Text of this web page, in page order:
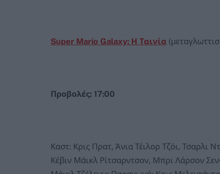
Super Mario Galaxy: Η Ταινία
Προβολές: 17:00
Καστ: Κρις Πρατ, Άνια Τέιλορ Τζόι, Τσαρλι
Κέβιν Μάικλ Ρίτσαρντσον, Μπρι Λάρσον